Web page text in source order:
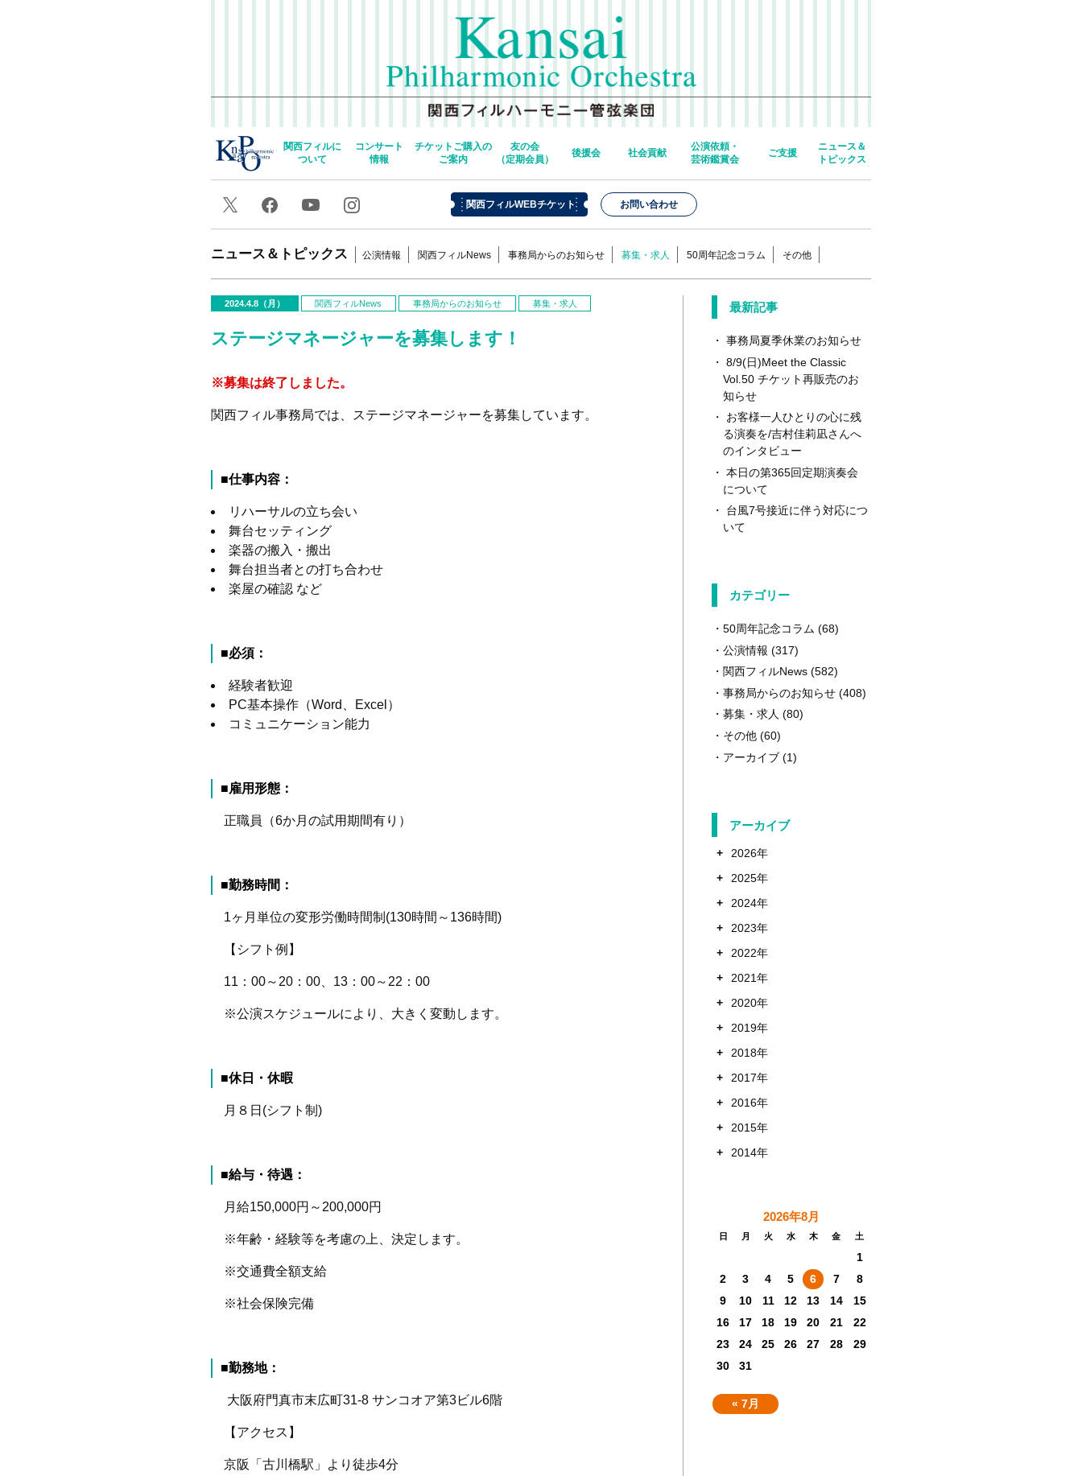
関西フィルに
ついて
コンサート
情報
チケットご購入の
ご案内
友の会
（定期会員）
後援会 社会貢献
公演依頼・
芸術鑑賞会
ご支援
ニュース＆
トピックス
関西フィルWEBチケット お問い合わせ
ニュース＆トピックス 公演情報 関西フィルNews 事務局からのお知らせ 募集・求人 50周年記念コラム その他
2024.4.8（月） 関西フィルNews 事務局からのお知らせ 募集・求人
ステージマネージャーを募集します！
※募集は終了しました。
関西フィル事務局では、ステージマネージャーを募集しています。
■仕事内容：
リハーサルの立ち会い
舞台セッティング
楽器の搬入・搬出
舞台担当者との打ち合わせ
楽屋の確認 など
■必須：
経験者歓迎
PC基本操作（Word Excel ）
コミュニケーション能力
■雇用形態：
正職員（6か月の試用期間有り）
■勤務時間：
1ヶ月単位の変形労働時間制 (130時間～ 136時間)
【シフト例】
11 ： 00～ 20 ： 00 13 ： 00～ 22 ： 00
※公演スケジュールにより、大きく変動します。
■休日・休暇
月８日 (シフト制 )
■給与・待遇：
月給150,000円～ 200,000円
※年齢・経験等を考慮の上、決定します。
※交通費全額支給
※社会保険完備
■勤務地：
大阪府門真市末広町31-8 サンコオア第3ビル6階
【アクセス】
京阪「古川橋駅」より徒歩4分
最新記事
事務局夏季休業のお知らせ
8/9(日)Meet the Classic
Vol.50 チケット再販売のお
知らせ
お客様一人ひとりの心に残
る演奏を/吉村佳莉凪さんへ
のインタビュー
本日の第365回定期演奏会
について
台風7号接近に伴う対応につ
いて
カテゴリー
50周年記念コラム (68)
公演情報 (317)
関西フィルNews (582)
事務局からのお知らせ (408)
募集・求人 (80)
その他 (60)
アーカイブ (1)
アーカイブ
+
2026年
+
2025年
+
2024年
+
2023年
+
2022年
+
2021年
+
2020年
+
2019年
+
2018年
+
2017年
+
2016年
+
2015年
+
2014年
2026年8月
日 月 火 水 木 金 土
« 7月
1
2
3 4 5 6 7
8
9
10 11 12 13 14
15
16
17 18 19 20 21
22
23
24 25 26 27 28
29
30
31